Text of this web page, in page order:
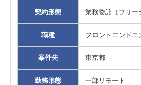
契約形態 業務委託（フリー
職種 フロントエンドエ
案件先 東京都
勤務形態 一部リモート